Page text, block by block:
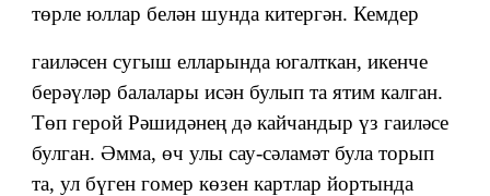
төрле юллар белән шунда китергән. Кемдер
гаиләсен сугыш елларында югалткан, икенче
берәүләр балалары исән булып та ятим калган.
Төп герой Рәшидәнең дә кайчандыр үз гаиләсе
булган. Әмма, өч улы сау-сәламәт була торып
та, ул бүген гомер көзен картлар йортында